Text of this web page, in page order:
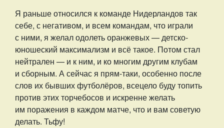
Я раньше относился к команде Нидерландов так
себе, с негативом, и всем командам, что играли
с ними, я желал одолеть оранжевых — детско-
юношеский максимализм и всё такое. Потом стал
нейтрален — и к ним, и ко многим другим клубам
и сборным. А сейчас я прям-таки, особенно после
слов их бывших футболёров, всецело буду топить
против этих торчебосов и искренне желать
им поражения в каждом матче, что и вам советую
делать. Тьфу!